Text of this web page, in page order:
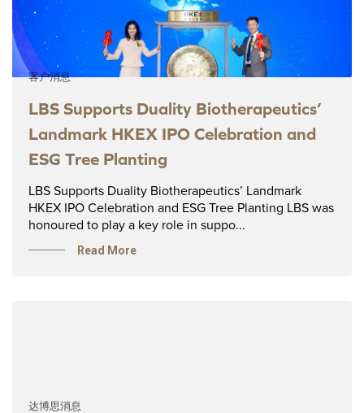
客户消息
LBS Supports Duality Biotherapeutics’
Landmark HKEX IPO Celebration and
ESG Tree Planting
LBS Supports Duality Biotherapeutics’ Landmark
HKEX IPO Celebration and ESG Tree Planting LBS was
honoured to play a key role in suppo...
Read More
达博思消息